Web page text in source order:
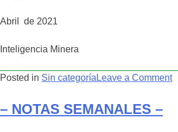
Abril de 2021
Inteligencia Minera
Posted in Sin categoría Leave a Commenton
– NOTAS SEMANALES –